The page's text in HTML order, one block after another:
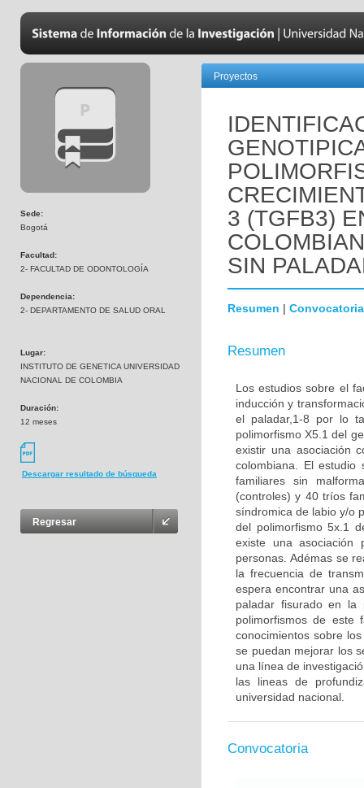
Sede:
Bogotá
Facultad:
2- FACULTAD DE ODONTOLOGÍA
Dependencia:
2- DEPARTAMENTO DE SALUD ORAL
Lugar:
INSTITUTO DE GENETICA UNIVERSIDAD
NACIONAL DE COLOMBIA
Duración:
12 meses
Descargar resultado de búsqueda
Regresar
Proyectos
3 (TGFB3)
SIN
Resumen | Convocatoria
Resumen
Los estudios sobre el
inducción y
el paladar,1-8 por lo
polimorfismo X5.1 del
existir una asociación
colombiana. El
familiares sin
(controles) y 40 tríos
síndromica de labio y/o
del polimorfismo 5x.1
existe una asociación
personas. Adémas se
la frecuencia de
espera encontrar una
paladar fisurado en la
polimorfismos de este
conocimientos sobre
se puedan mejorar los
una línea de
las lineas de
universidad nacional.
Convocatoria